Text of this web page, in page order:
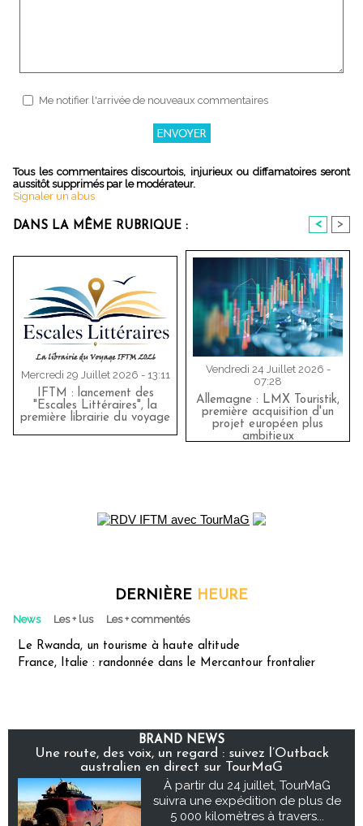
Me notifier l'arrivée de nouveaux commentaires
Tous les commentaires discourtois, injurieux ou diffamatoires seront
aussitôt supprimés par le modérateur.
Signaler un abus
DANS LA MÊME RUBRIQUE : < >
Mercredi 29 Juillet 2026 - 13:11
IFTM : lancement des
"Escales Littéraires", la
première librairie du voyage
Vendredi 24 Juillet 2026 -
07:28
Allemagne : LMX Touristik,
première acquisition d'un
projet européen plus
ambitieux
DERNIÈRE HEURE
News Les + lus Les + commentés
Le Rwanda, un tourisme à haute altitude
France, Italie : randonnée dans le Mercantour frontalier
BRAND NEWS
Une route, des voix, un regard : suivez l’Outback
australien en direct sur TourMaG
À partir du 24 juillet, TourMaG
suivra une expédition de plus de
5 000 kilomètres à travers...